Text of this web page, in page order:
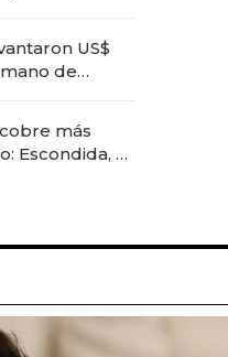
experiencias
US$
de
más
Escondida, el